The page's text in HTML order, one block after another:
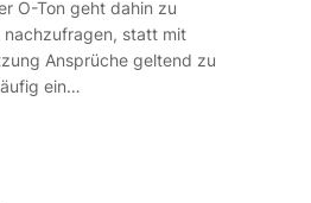
O-Ton geht dahin zu
statt mit
Ansprüche geltend zu
ein…